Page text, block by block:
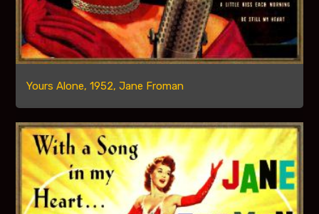
Yours Alone, 1952, Jane Froman